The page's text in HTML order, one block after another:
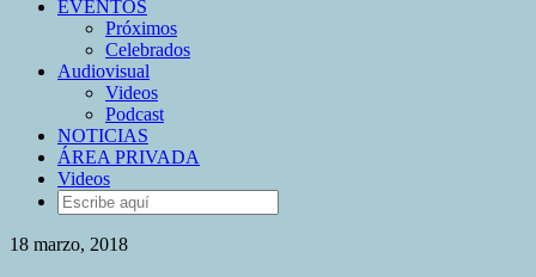
EVENTOS
Próximos
Celebrados
Audiovisual
Videos
Podcast
NOTICIAS
ÁREA PRIVADA
Videos
18 marzo, 2018